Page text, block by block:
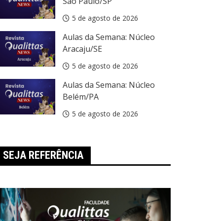
Aula da Semana
da Semana: Núcleo Aracaju/SE
5 de agosto de 2026
5 de agosto de 2026
Aulas da Semana: Núcleo
Aracaju/SE
5 de agosto de 2026
Aulas da Semana: Núcleo
Belém/PA
5 de agosto de 2026
SEJA REFERÊNCIA